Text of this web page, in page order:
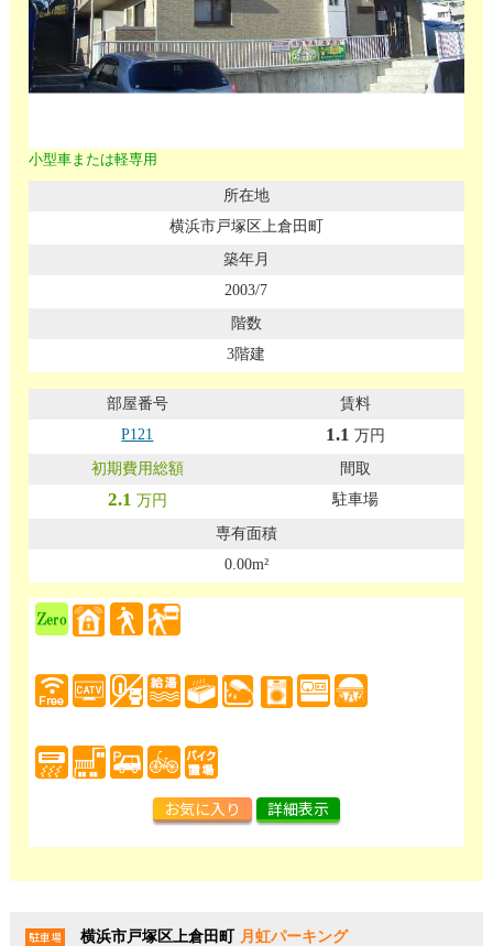
小型車または軽専用
横浜市戸塚区上倉田町
2003/7
3階建
P121 1.1 万円
2.1 万円 駐車場
0.00m²
お気に入り 詳細表示
駐車場 横浜市戸塚区上倉田町 月虹パーキング